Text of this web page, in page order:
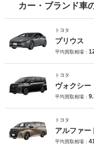
カー・ブランド車
トヨタ
プリウス
平均買取相場：
トヨタ
ヴォクシー
平均買取相場：
トヨタ
アルファー
平均買取相場：